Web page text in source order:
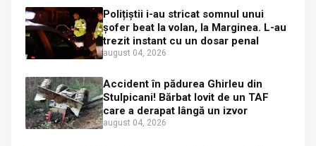
Polițiștii i-au stricat somnul unui
șofer beat la volan, la Marginea. L-au
trezit instant cu un dosar penal
august 04, 2026
Accident în pădurea Ghirleu din
Stulpicani! Bărbat lovit de un TAF
care a derapat lângă un izvor
august 04, 2026